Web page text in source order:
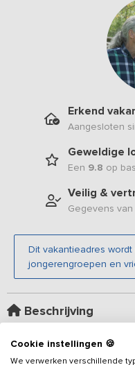
Erkend
Aangesloten
Geweldige
Een 9.8 op
Veilig &
Gegevens
Dit vakantieadres
jongerengroepen en
Beschrijving
De voormalige stal van
tot een comfortabel
Cookie instellingen 🍪
We verwerken verschillende